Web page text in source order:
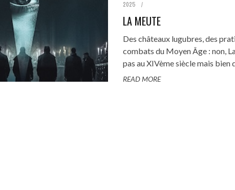
2025
LA MEUTE
Des châteaux lugubres, des
combats du Moyen Âge : non,
pas au XIVème siècle mais bien
READ MORE